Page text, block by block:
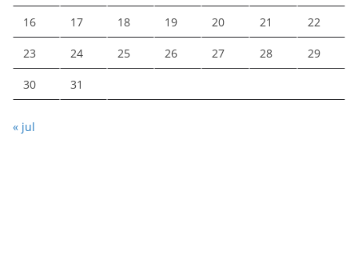
16 17 18 19 20 21 22
23 24 25 26 27 28 29
30 31
« jul